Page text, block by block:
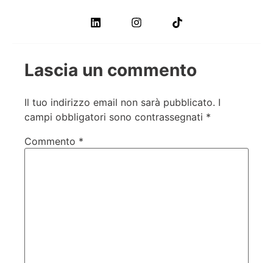
Lascia un commento
Il tuo indirizzo email non sarà pubblicato. I
campi obbligatori sono contrassegnati *
Commento *